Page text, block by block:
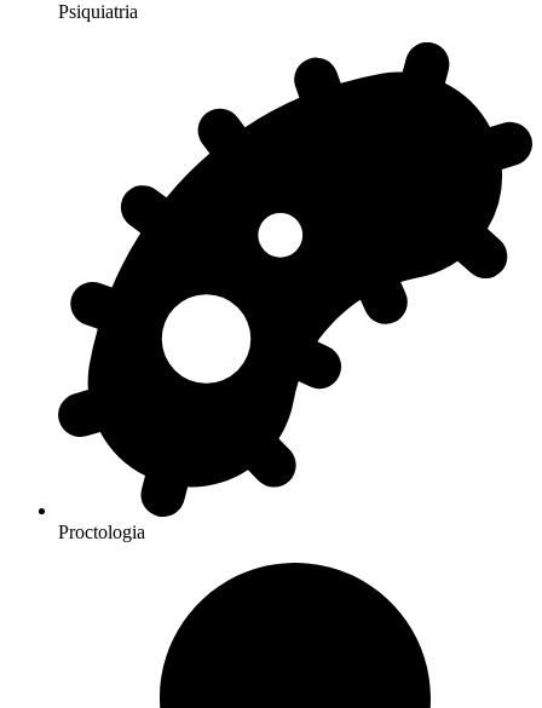
Psiquiatria
Proctologia